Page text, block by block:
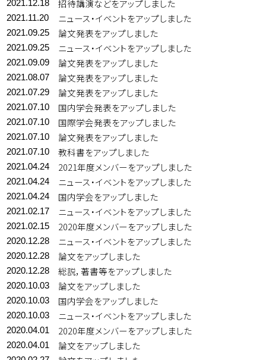
2021.12.18 招待講演などをアップしました
2021.11.20 ニュース・イベントをアップしました
2021.09.25 論文発表をアップしました
2021.09.25 ニュース・イベントをアップしました
2021.09.09 論文発表をアップしました
2021.08.07 論文発表をアップしました
2021.07.29 論文発表をアップしました
2021.07.10 国内学会発表をアップしました
2021.07.10 国際学会発表をアップしました
2021.07.10 論文発表をアップしました
2021.07.10 教科書をアップしました
2021.04.24 2021年度メンバーをアップしました
2021.04.24 ニュース・イベントをアップしました
2021.04.24 国内学会をアップしました
2021.02.17 ニュース・イベントをアップしました
2021.02.15 2020年度メンバーをアップしました
2020.12.28 ニュース・イベントをアップしました
2020.12.28 論文をアップしました
2020.12.28 総説，著書等をアップしました
2020.10.03 論文をアップしました
2020.10.03 国内学会をアップしました
2020.10.03 ニュース・イベントをアップしました
2020.04.01 2020年度メンバーをアップしました
2020.04.01 論文をアップしました